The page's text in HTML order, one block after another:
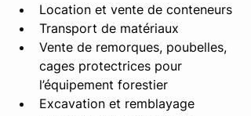
Location et vente de conteneurs
Transport de matériaux
Vente de remorques, poubelles,
cages protectrices pour
l’équipement forestier
Excavation et remblayage